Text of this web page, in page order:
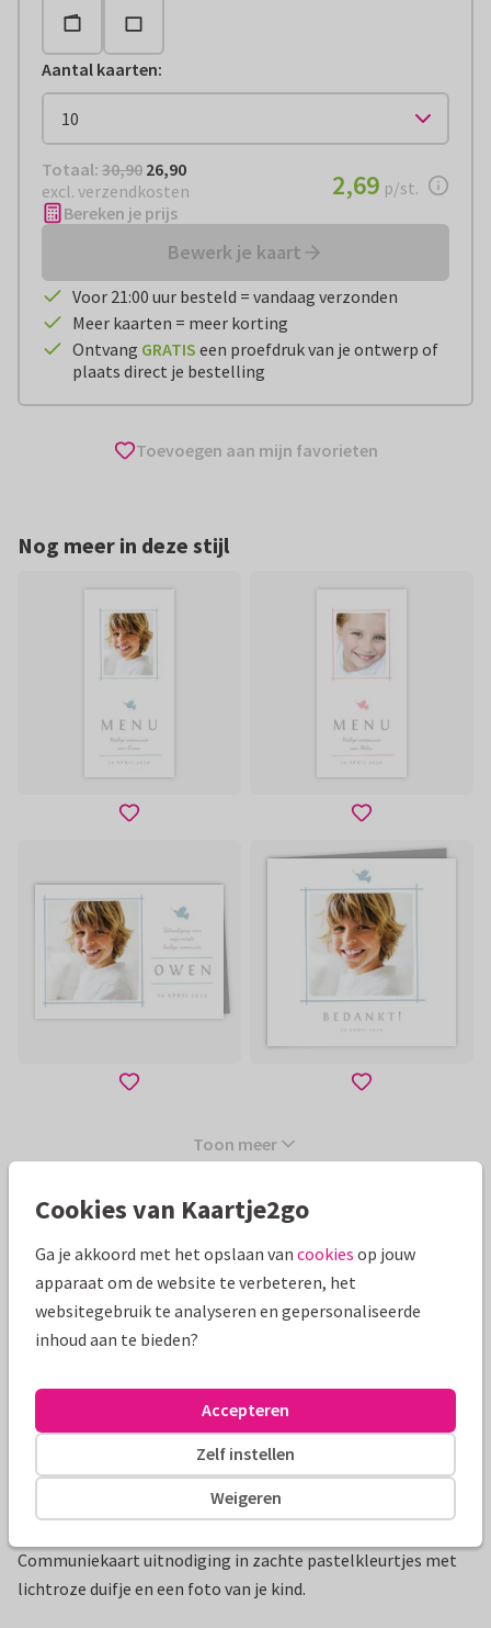
Aantal kaarten:
Totaal: € 26,90
Totaal: 30,90 26,90
excl. verzendkosten
€ 2,69per stuk
2,69 p/st.
Bereken je prijs
Bewerk je kaart
Voor 21:00 uur besteld = vandaag verzonden
Meer kaarten = meer korting
Ontvang GRATIS een proefdruk van je ontwerp of
plaats direct je bestelling
Toevoegen aan mijn favorieten
Nog meer in deze stijl
Toon meer
Mooie extra's bij je kaart
Productinformatie
Communiekaart uitnodiging in zachte pastelkleurtjes met
lichtroze duifje en een foto van je kind.
Cookies van Kaartje2go
Ga je akkoord met het opslaan van cookies op jouw
apparaat om de website te verbeteren, het
websitegebruik te analyseren en gepersonaliseerde
inhoud aan te bieden?
Weigeren
Zelf instellen
Accepteren